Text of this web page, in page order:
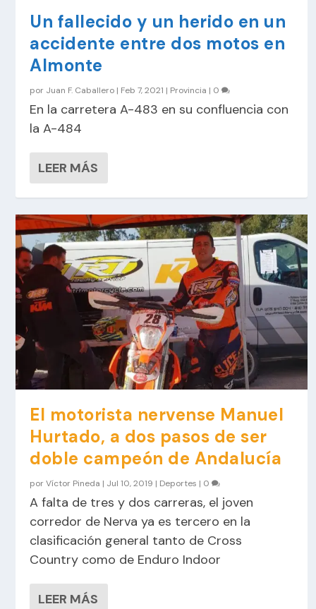
Un fallecido y un herido en un
accidente entre dos motos en
Almonte
por Juan F. Caballero | Feb 7, 2021 | Provincia | 0
En la carretera A-483 en su confluencia con
la A-484
LEER MÁS
El motorista nervense Manuel
Hurtado, a dos pasos de ser
doble campeón de Andalucía
porVíctor Pineda | Jul 10, 2019 | Deportes | 0
A falta de tres y dos carreras, el joven
corredor de Nerva ya es tercero en la
clasificación general tanto de Cross
Country como de Enduro Indoor
LEER MÁS